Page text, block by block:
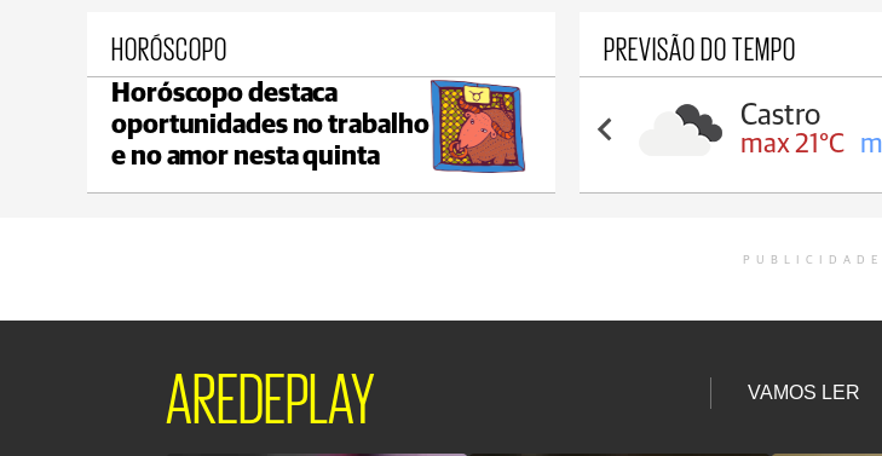
HORÓSCOPO
Horóscopo destaca
oportunidades no trabalho
e no amor nesta quinta
PREVISÃO DO TEMPO
Castro
max 21°C min 19°C
Carambeí
max 21°C
PUBLICIDADE
AREDEPLAY VAMOS LER